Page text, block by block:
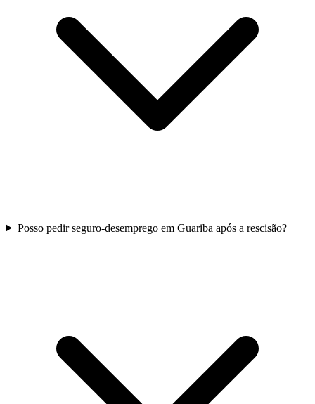
Posso pedir seguro-desemprego em Guariba após a rescisão?